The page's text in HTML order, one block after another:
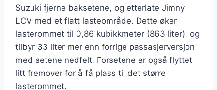
Suzuki fjerne baksetene, og etterlate Jimny
LCV med et flatt lasteområde. Dette øker
lasterommet til 0,86 kubikkmeter (863 liter), og
tilbyr 33 liter mer enn forrige passasjerversjon
med setene nedfelt. Forsetene er også flyttet
litt fremover for å få plass til det større
lasterommet.